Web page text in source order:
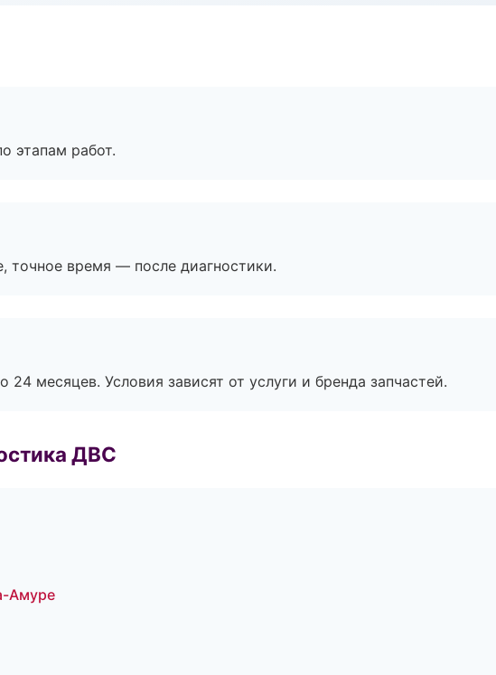
этапам работ.
время — после диагностики.
месяцев. Условия зависят от услуги и бренда запчастей.
ДВС
Амуре